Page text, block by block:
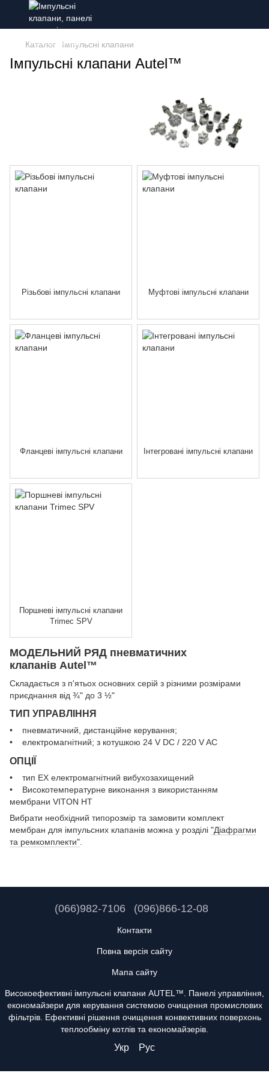
Каталог Імпульсні клапани
Імпульсні клапани Autel™
МОДЕЛЬНИЙ РЯД пневматичних
клапанів Autel™
Складається з п'ятьох основних серій з різними розмірами
приєднання від ¾" до 3 ½"
ТИП УПРАВЛІННЯ
• пневматичний, дистанційне керування;
• електромагнітний; з котушкою 24 V DC / 220 V AC
ОПЦІЇ
• тип EX електромагнітний вибухозахищений
• Високотемпературне виконання з використанням
мембрани VITON HT
Вибрати необхідний типорозмір та замовити комплект
мембран для імпульсних клапанів можна у розділі "Діафрагми
та ремкомплекти".
відкриванням та пропускною
здатністю, що дозволяє за дуже
Різьбові імпульсні клапани Муфтові імпульсні клапани
Фланцеві імпульсні клапани Інтегровані імпульсні клапани
Поршневі імпульсні клапани
Trimec SPV
(066)982-7106 (096)866-12-08
Контакти
Повна версія сайту
Мапа сайту
Високоефективні імпульсні клапани AUTEL™. Панелі управління,
економайзери для керування системою очищення промислових
фільтрів. Ефективні рішення очищення конвективних поверхонь
теплообміну котлів та економайзерів.
Укр Рус